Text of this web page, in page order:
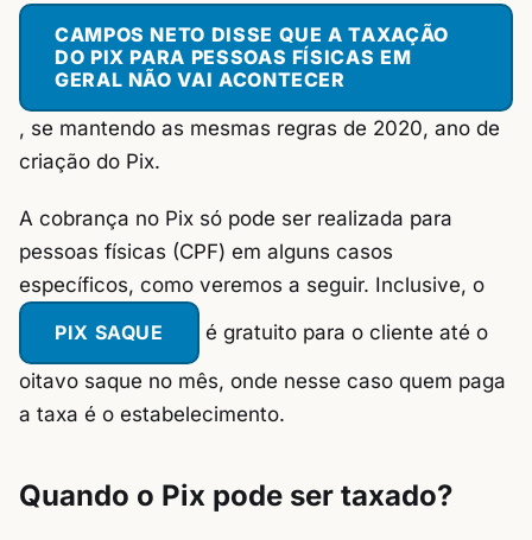
CAMPOS NETO DISSE QUE A TAXAÇÃO
DO PIX PARA PESSOAS FÍSICAS EM
GERAL NÃO VAI ACONTECER
, se mantendo as mesmas regras de 2020, ano de
criação do Pix.
A cobrança no Pix só pode ser realizada para
pessoas físicas (CPF) em alguns casos
específicos, como veremos a seguir. Inclusive, o
PIX SAQUE é gratuito para o cliente até o
oitavo saque no mês, onde nesse caso quem paga
a taxa é o estabelecimento.
Quando o Pix pode ser taxado?